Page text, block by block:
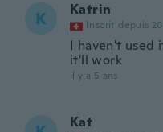
K Katrin
Inscrit depuis
I haven't used
it'll work
il y a 5 ans
Kat